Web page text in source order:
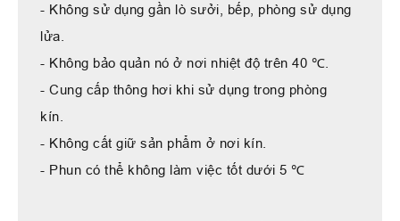
- Không sử dụng gần lò sưởi, bếp, phòng sử dụng
lửa.
- Không bảo quản nó ở nơi nhiệt độ trên 40 ℃.
- Cung cấp thông hơi khi sử dụng trong phòng
kín.
- Không cất giữ sản phẩm ở nơi kín.
- Phun có thể không làm việc tốt dưới 5 ℃